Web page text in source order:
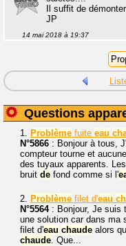
Il suffit de
JP
14 mai 2018 à 19:37
Questions
1. Problème fuite eau
N°5866 : Bonjour à tous,
compteur tourne et
des tuyaux apparents.
bruit de fond comme si l'
2. Problème filet d'eau
N°5564: Bonjour, Je suis
une solution car dans ma
filet d'eau chaude alors
chaude . Que...